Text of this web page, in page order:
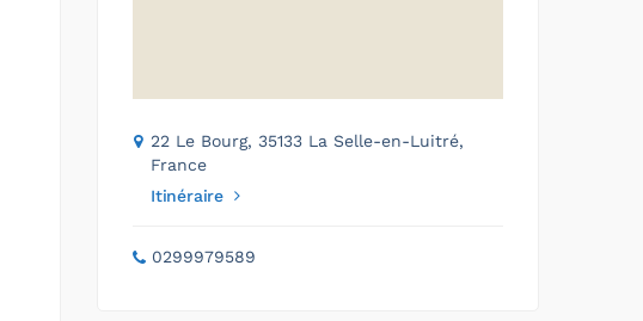
22 Le Bourg, 35133 La Selle-en-Luitré,
France
Itinéraire
0299979589